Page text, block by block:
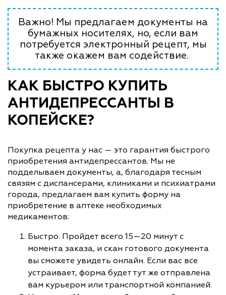
Важно! Мы предлагаем документы на
бумажных носителях, но, если вам
потребуется электронный рецепт, мы
также окажем вам содействие.
КАК БЫСТРО КУПИТЬ
АНТИДЕПРЕССАНТЫ В
КОПЕЙСКЕ?
Покупка рецепта у нас — это гарантия быстрого
приобретения антидепрессантов. Мы не
подделываем документы, а, благодаря тесным
связям с диспансерами, клиниками и психиатрами
города, предлагаем вам купить форму на
приобретение в аптеке необходимых
медикаментов:
Быстро. Пройдет всего 15—20 минут с
момента заказа, и скан готового документа
вы сможете увидеть онлайн. Если вас все
устраивает, форма будет тут же отправлена
вам курьером или транспортной компанией.